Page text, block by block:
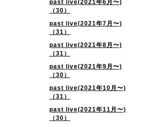
past live(2021年6月〜)
（30）
past live(2021年7月〜)
（31）
past live(2021年8月〜)
（31）
past live(2021年9月〜)
（30）
past live(2021年10月〜)
（31）
past live(2021年11月〜)
（30）